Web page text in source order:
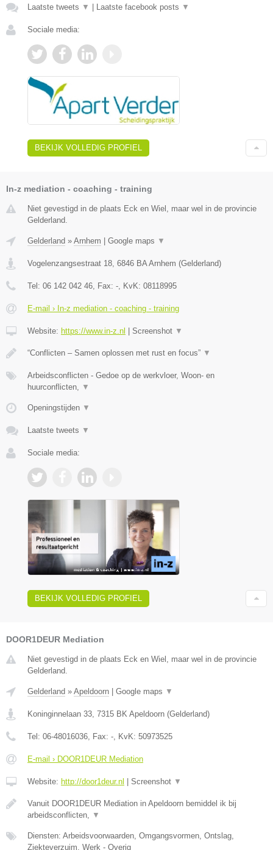
Laatste tweets ▼ | Laatste facebook posts ▼
Sociale media:
BEKIJK VOLLEDIG PROFIEL
In-z mediation - coaching - training
Niet gevestigd in de plaats Eck en Wiel, maar wel in de provincie
Gelderland.
Gelderland » Arnhem Google maps ▼
Vogelenzangsestraat 18 6846 BA Arnhem (Gelderland)
Tel: 06 142 042 46 , Fax: - , KvK: 08118995
E-mail › In-z mediation - coaching - training
Website: https://www.in-z.nl Screenshot ▼
“Conflicten – Samen oplossen met rust en focus” ▼
Arbeidsconflicten - Gedoe op de werkvloer, Woon- en
huurconflicten,
▼
Openingstijden ▼
Laatste tweets ▼
Sociale media:
BEKIJK VOLLEDIG PROFIEL
DOOR1DEUR Mediation
Niet gevestigd in de plaats Eck en Wiel, maar wel in de provincie
Gelderland.
Gelderland » Apeldoorn Google maps ▼
Koninginnelaan 33 7315 BK Apeldoorn (Gelderland)
Tel: 06-48016036 , Fax: - , KvK: 50973525
E-mail › DOOR1DEUR Mediation
Website: http://door1deur.nl Screenshot ▼
Vanuit DOOR1DEUR Mediation in Apeldoorn bemiddel ik bij
arbeidsconflicten,
▼
Diensten: Arbeidsvoorwaarden, Omgangsvormen, Ontslag,
Ziekteverzuim, Werk - Overig